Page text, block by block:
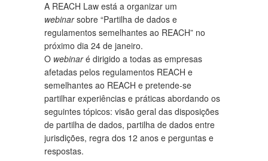
A REACH Law está a organizar um
webinarsobre “Partilha de dados e
regulamentos semelhantes ao REACH” no
próximo dia 24 de janeiro.
O webinaré dirigido a todas as empresas
afetadas pelos regulamentos REACH e
semelhantes ao REACH e pretende-se
partilhar experiências e práticas abordando os
seguintes tópicos: visão geral das disposições
de partilha de dados, partilha de dados entre
jurisdições, regra dos 12 anos e perguntas e
respostas.